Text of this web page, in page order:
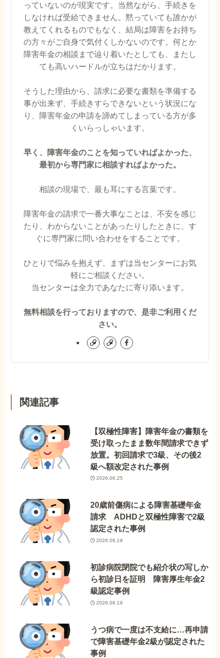
っていないのが現実です。当然ながら、手続きを
しなければ受給できません。黙っていても誰かが
教えてくれるものでもなく、結局は障害をお持ち
の方々がご自身で気付くしかないのです。何とか
障害年金の相談まで辿り着いたとしても、またし
ても高いハードルが立ちはだかります。
そうした理由から、請求に必要な書類を準備する
事が出来ず、手続きすらできないという状況にな
り、障害年金の申請を諦めてしまっている方が多
くいらっしゃいます。
早く、障害年金のことを知っていればよかった、
最初から専門家に相談すればよかった。
相談の現場で、最も耳にする言葉です。
障害年金の請求で一番大事なことは、不安を感じ
たり、わからないことがあったりしたときに、す
ぐに専門家に問い合わせをすることです。
ひとりで悩みを抱えず、まずは当センターにお気
軽にご相談ください。
当センターは全力であなたに寄り添います。
無料相談を行っておりますので、是非ご利用くだ
さい。
関連記事
【双極性障害】障害年金の書類を
受け取ったまま数年間請求できず
放置。初回請求で3級、その後2
級へ額改定された事例
2026.06.25
20歳前傷病による障害基礎年金
請求 ADHDと双極性障害で2級
認定された事例
2026.06.19
初診病院閉院でも紹介状の写しか
ら初診日を証明 障害厚生年金2
級認定事例
2026.06.19
うつ病で一度は不支給に…再申請
で障害基礎年金2級が認定された
事例